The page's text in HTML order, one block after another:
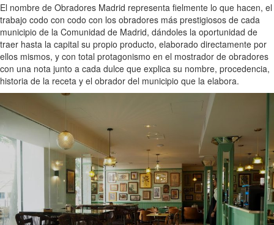
El nombre de Obradores Madrid representa fielmente lo que hacen, el
trabajo codo con codo con los obradores más prestigiosos de cada
municipio de la Comunidad de Madrid, dándoles la oportunidad de
traer hasta la capital su propio producto, elaborado directamente por
ellos mismos, y con total protagonismo en el mostrador de obradores
con una nota junto a cada dulce que explica su nombre, procedencia,
historia de la receta y el obrador del municipio que la elabora.